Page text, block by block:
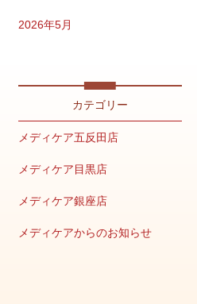
2026年5月
2026年2月
2026年1月
カテゴリー
メディケア五反田店
メディケア目黒店
メディケア銀座店
メディケアからのお知らせ